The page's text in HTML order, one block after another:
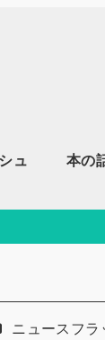
ュ 本の
ゴリー
ニュースフラ